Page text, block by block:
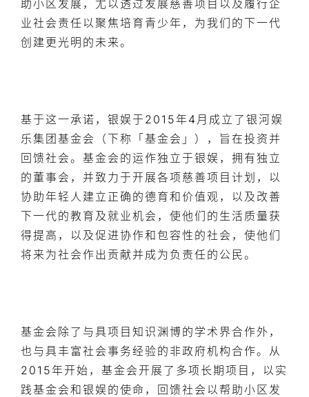
助小区发展，尤以透过发展慈善项目以及履行企
业社会责任以聚焦培育青少年，为我们的下一代
创建更光明的未来。
基于这一承诺，银娱于2015年4月成立了银河娱
乐集团基金会（下称「基金会」），旨在投资并
回馈社会。基金会的运作独立于银娱，拥有独立
的董事会，并致力于开展各项慈善项目计划，以
协助年轻人建立正确的德育和价值观，以及改善
下一代的教育及就业机会，使他们的生活质量获
得提高，以及促进协作和包容性的社会，使他们
将来为社会作出贡献并成为负责任的公民。
基金会除了与具项目知识渊博的学术界合作外，
也与具丰富社会事务经验的非政府机构合作。从
2015年开始，基金会开展了多项长期项目，以实
践基金会和银娱的使命，回馈社会以帮助小区发